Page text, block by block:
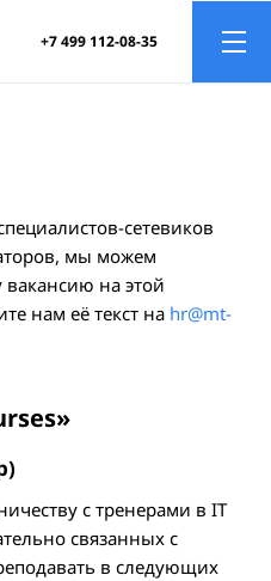
+7 499 112-08-35
сетевиков
мы можем
вакансию на этой
нам её текст на hr@mt-
с тренерами в IT
связанных с
в следующих